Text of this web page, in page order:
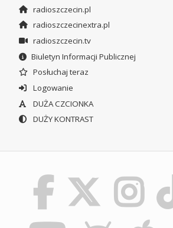
radioszczecin.pl
radioszczecinextra.pl
radioszczecin.tv
Biuletyn Informacji Publicznej
Posłuchaj teraz
Logowanie
DUŻA CZCIONKA
DUŻY KONTRAST